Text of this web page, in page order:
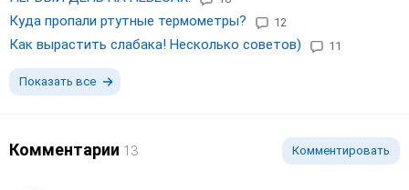
Куда пропали ртутные термометры? 12
Как вырастить слабака! Несколько советов) 11
Показать все
Комментарии 13 Комментировать